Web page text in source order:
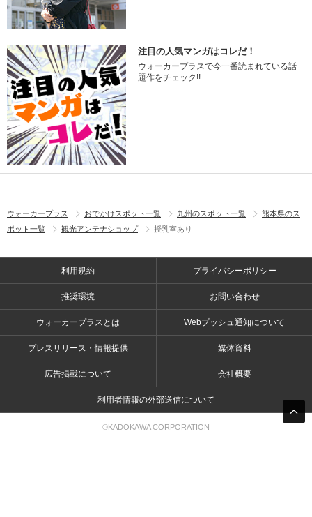
注目の人気マンガはコレだ！
ウォーカープラスで今一番読まれている話
題作をチェック!!
ウォーカープラス おでかけスポット一覧 九州のスポット一覧
熊本県のス
ポット一覧
観光アンテナショップ 授乳室あり
利用規約 プライバシーポリシー
推奨環境 お問い合わせ
ウォーカープラスとは Webプッシュ通知について
プレスリリース・情報提供 媒体資料
広告掲載について 会社概要
利用者情報の外部送信について
©KADOKAWA CORPORATION